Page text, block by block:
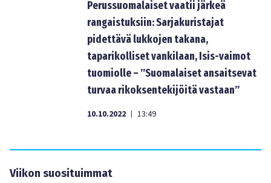
Perussuomalaiset vaatii järkeä
rangaistuksiin: Sarjakuristajat
pidettävä lukkojen takana,
taparikolliset vankilaan, Isis-vaimot
tuomiolle – ”Suomalaiset ansaitsevat
turvaa rikoksentekijöitä vastaan”
10.10.2022 | 13:49
Viikon suosituimmat